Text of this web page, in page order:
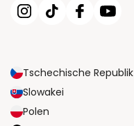
Tschechische Republik
Slowakei
Polen